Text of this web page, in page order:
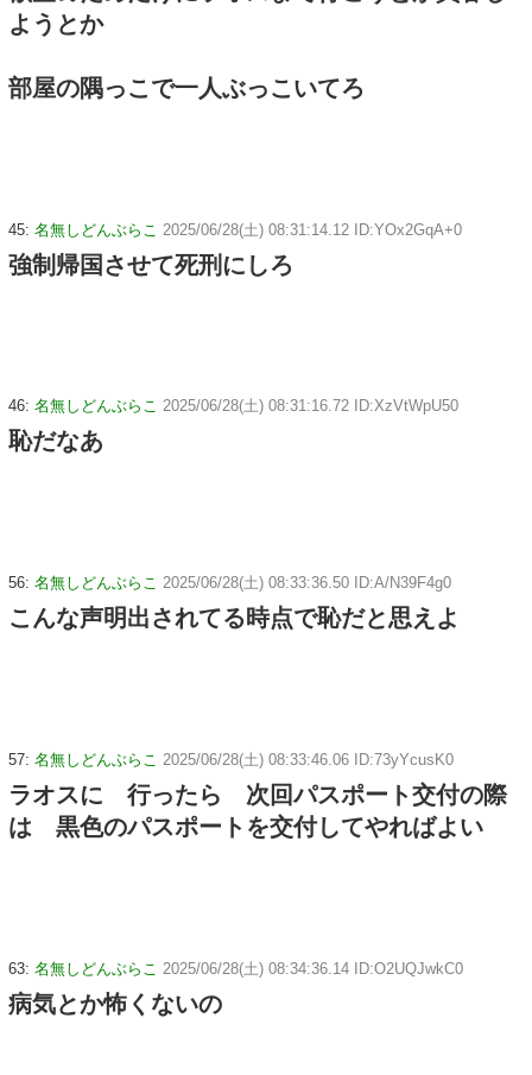
ようとか
部屋の隅っこで一人ぶっこいてろ
45: 名無しどんぶらこ 2025/06/28(土) 08:31:14.12 ID:YOx2GqA+0
強制帰国させて死刑にしろ
46: 名無しどんぶらこ 2025/06/28(土) 08:31:16.72 ID:XzVtWpU50
恥だなあ
56: 名無しどんぶらこ 2025/06/28(土) 08:33:36.50 ID:A/N39F4g0
こんな声明出されてる時点で恥だと思えよ
57: 名無しどんぶらこ 2025/06/28(土) 08:33:46.06 ID:73yYcusK0
ラオスに 行ったら 次回パスポート交付の際
は 黒色のパスポートを交付してやればよい
63: 名無しどんぶらこ 2025/06/28(土) 08:34:36.14 ID:O2UQJwkC0
病気とか怖くないの